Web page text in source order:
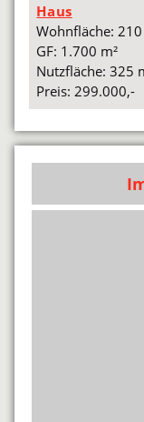
Haus
Wohnfläche: 210
GF: 1.700 m²
Nutzfläche: 325
Preis: 299.000,-